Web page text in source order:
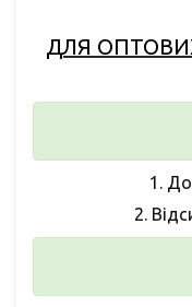
ДЛЯ
1.
2.